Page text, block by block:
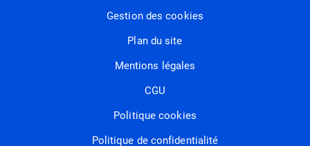
Gestion des cookies
Plan du site
Mentions légales
CGU
Politique cookies
Politique de confidentialité